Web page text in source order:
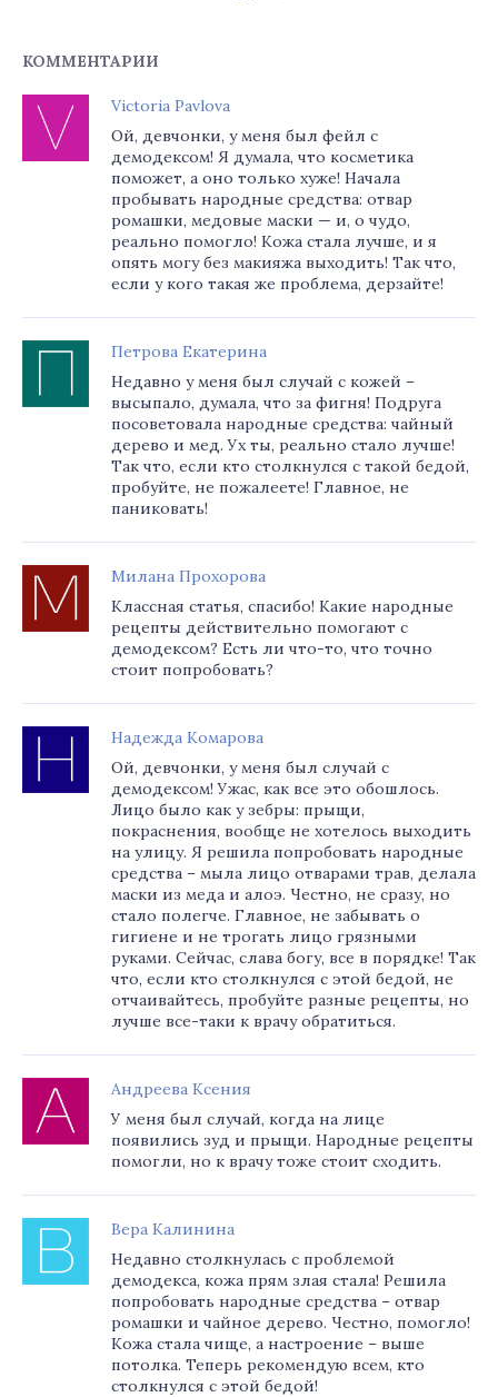
КОММЕНТАРИИ
Victoria Pavlova
Ой, девчонки, у меня был фейл с
демодексом! Я думала, что косметика
поможет, а оно только хуже! Начала
пробывать народные средства: отвар
ромашки, медовые маски — и, о чудо,
реально помогло! Кожа стала лучше, и я
опять могу без макияжа выходить! Так что,
если у кого такая же проблема, дерзайте!
Петрова Екатерина
Недавно у меня был случай с кожей –
высыпало, думала, что за фигня! Подруга
посоветовала народные средства: чайный
дерево и мед. Ух ты, реально стало лучше!
Так что, если кто столкнулся с такой бедой,
пробуйте, не пожалеете! Главное, не
паниковать!
Милана Прохорова
Классная статья, спасибо! Какие народные
рецепты действительно помогают с
демодексом? Есть ли что-то, что точно
стоит попробовать?
Надежда Комарова
Ой, девчонки, у меня был случай с
демодексом! Ужас, как все это обошлось.
Лицо было как у зебры: прыщи,
покраснения, вообще не хотелось выходить
на улицу. Я решила попробовать народные
средства – мыла лицо отварами трав, делала
маски из меда и алоэ. Честно, не сразу, но
стало полегче. Главное, не забывать о
гигиене и не трогать лицо грязными
руками. Сейчас, слава богу, все в порядке! Так
что, если кто столкнулся с этой бедой, не
отчаивайтесь, пробуйте разные рецепты, но
лучше все-таки к врачу обратиться.
Андреева Ксения
У меня был случай, когда на лице
появились зуд и прыщи. Народные рецепты
помогли, но к врачу тоже стоит сходить.
Вера Калинина
Недавно столкнулась с проблемой
демодекса, кожа прям злая стала! Решила
попробовать народные средства – отвар
ромашки и чайное дерево. Честно, помогло!
Кожа стала чище, а настроение – выше
потолка. Теперь рекомендую всем, кто
столкнулся с этой бедой!